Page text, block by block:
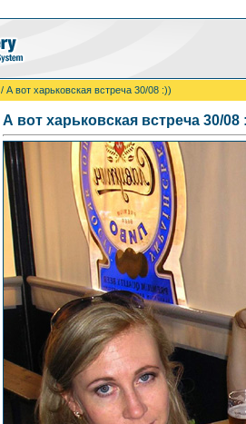
/ А вот харьковская встреча 30/08 :))
А вот харьковская встреча 30/08